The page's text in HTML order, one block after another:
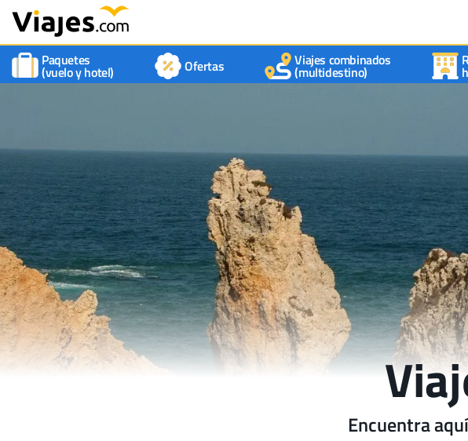
Paquetes
(vuelo y hotel) Ofertas Viajes combinados
(multidestino)
Encuentra